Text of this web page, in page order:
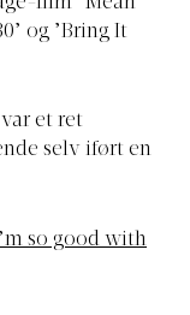
og ’Bring It
et ret
selv iført en
so good with